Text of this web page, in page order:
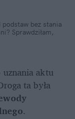
bez stania
Sprawdziłam,
uznania aktu
ta była
.